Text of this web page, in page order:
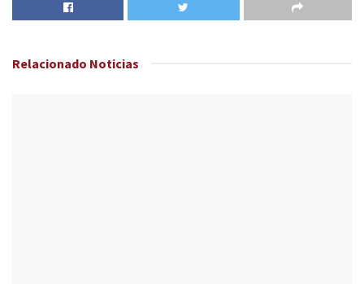
Relacionado Noticias